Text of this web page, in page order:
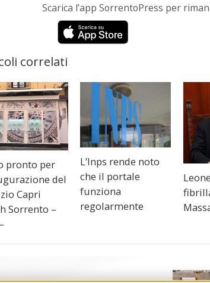
Scarica l’app SorrentoPress per
correlati
pronto per
del
Capri
Sorrento –
L’Inps rende noto
che il portale
funziona
regolarmente